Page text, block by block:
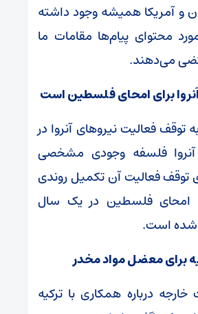
و آمریکا همیشه وجود داشته
محتوای پیام‌ها مقامات ما
می‌دهند.
برای امحای فلسطین است
فعالیت نیرو‌های آنروا در
فلسفه وجودی مشخصی
توقف فعالیت آن تکمیل روندی
امحای فلسطین در یک سال
شده است.
برای معضل مواد مخدر
درباره همکاری با ترکیه